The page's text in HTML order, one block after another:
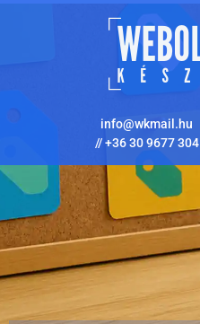
info@wkmail.hu
//+36 30 9677 304